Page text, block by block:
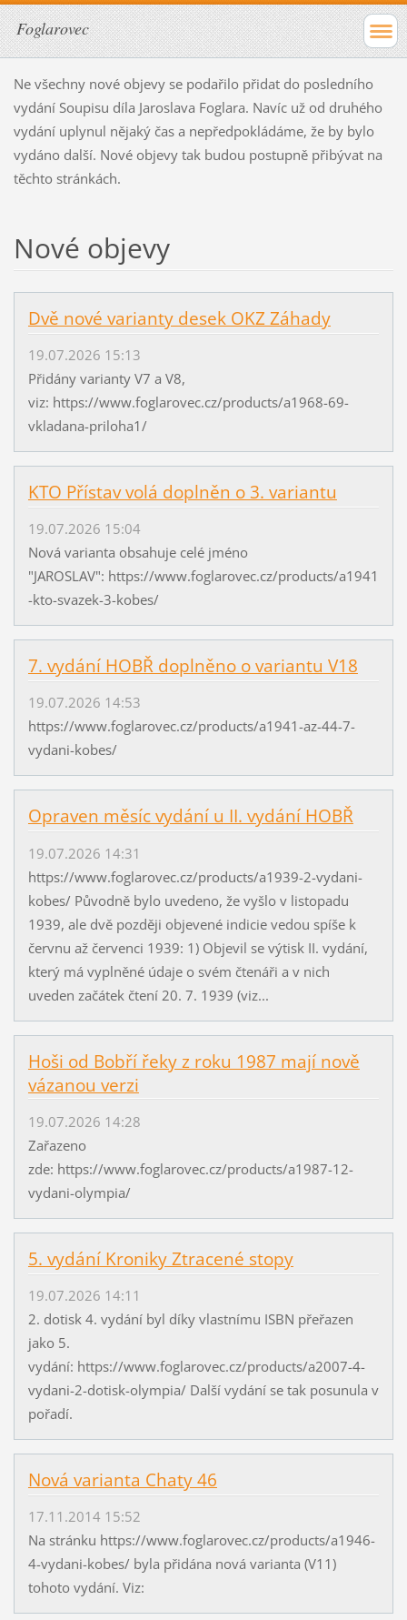
Foglarovec
Ne všechny nové objevy se podařilo přidat do posledního
vydání Soupisu díla Jaroslava Foglara. Navíc už od druhého
vydání uplynul nějaký čas a nepředpokládáme, že by bylo
vydáno další. Nové objevy tak budou postupně přibývat na
těchto stránkách.
Nové objevy
Dvě nové varianty desek OKZ Záhady
19.07.2026 15:13
Přidány varianty V7 a V8,
viz: https://www.foglarovec.cz/products/a1968-69-
vkladana-priloha1/
KTO Přístav volá doplněn o 3. variantu
19.07.2026 15:04
Nová varianta obsahuje celé jméno
"JAROSLAV": https://www.foglarovec.cz/products/a1941
-kto-svazek-3-kobes/
7. vydání HOBŘ doplněno o variantu V18
19.07.2026 14:53
https://www.foglarovec.cz/products/a1941-az-44-7-
vydani-kobes/
Opraven měsíc vydání u II. vydání HOBŘ
19.07.2026 14:31
https://www.foglarovec.cz/products/a1939-2-vydani-
kobes/ Původně bylo uvedeno, že vyšlo v listopadu
1939, ale dvě později objevené indicie vedou spíše k
červnu až červenci 1939: 1) Objevil se výtisk II. vydání,
který má vyplněné údaje o svém čtenáři a v nich
uveden začátek čtení 20. 7. 1939 (viz...
Hoši od Bobří řeky z roku 1987 mají nově
vázanou verzi
19.07.2026 14:28
Zařazeno
zde: https://www.foglarovec.cz/products/a1987-12-
vydani-olympia/
5. vydání Kroniky Ztracené stopy
19.07.2026 14:11
2. dotisk 4. vydání byl díky vlastnímu ISBN přeřazen
jako 5.
vydání: https://www.foglarovec.cz/products/a2007-4-
vydani-2-dotisk-olympia/ Další vydání se tak posunula v
pořadí.
Nová varianta Chaty 46
17.11.2014 15:52
Na stránku https://www.foglarovec.cz/products/a1946-
4-vydani-kobes/ byla přidána nová varianta (V11)
tohoto vydání. Viz: